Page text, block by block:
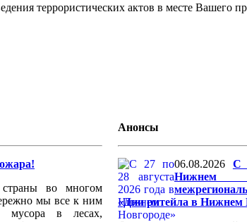
террористических актов в месте Вашего
страны во многом
мы все к ним
мусора в лесах,
Анонсы
06.08.2026
С
Нижнем
«Дни ритейла в Нижнем